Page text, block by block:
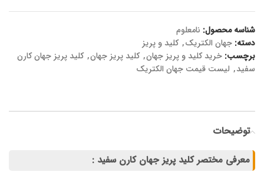
شناسه محصول: نامعلوم
دسته: جهان الکتریک, کلید و پریز
برچسب: خرید کلید و پریز جهان, کلید پریز جهان, کلید پریز جهان کارن
سفید, لیست قیمت جهان الکتریک
توضیحات
معرفی مختصر کلید پریز جهان کارن سفید :